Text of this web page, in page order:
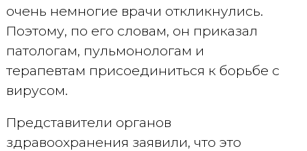
очень немногие врачи откликнулись.
Поэтому, по его словам, он приказал
патологам, пульмонологам и
терапевтам присоединиться к борьбе с
вирусом.
Представители органов
здравоохранения заявили, что это